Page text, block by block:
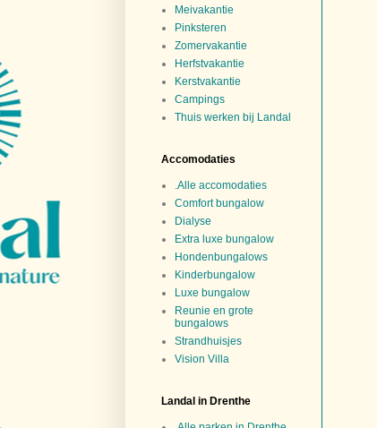
Meivakantie
Pinksteren
Zomervakantie
Herfstvakantie
Kerstvakantie
Campings
Thuis werken bij Landal
Accomodaties
.Alle accomodaties
Comfort bungalow
Dialyse
Extra luxe bungalow
Hondenbungalows
Kinderbungalow
Luxe bungalow
Reunie en grote
bungalows
Strandhuisjes
Vision Villa
Landal in Drenthe